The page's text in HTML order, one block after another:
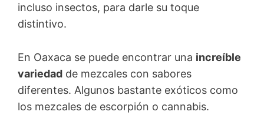
incluso insectos, para darle su toque
distintivo.
En Oaxaca se puede encontrar una increíble
variedad de mezcales con sabores
diferentes. Algunos bastante exóticos como
los mezcales de escorpión o cannabis.